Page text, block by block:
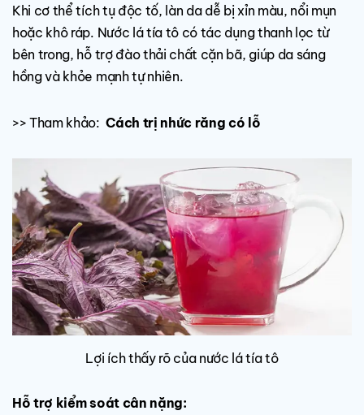
Khi cơ thể tích tụ độc tố, làn da dễ bị xỉn màu, nổi mụn
hoặc khô ráp. Nước lá tía tô có tác dụng thanh lọc từ
bên trong, hỗ trợ đào thải chất cặn bã, giúp da sáng
hồng và khỏe mạnh tự nhiên.
>> Tham khảo: Cách trị nhức răng có lỗ
Lợi ích thấy rõ của nước lá tía tô
Hỗ trợ kiểm soát cân nặng: